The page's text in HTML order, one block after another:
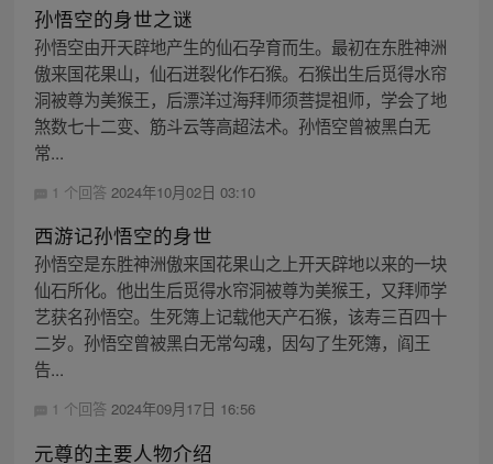
孙悟空的身世之谜
孙悟空由开天辟地产生的仙石孕育而生。最初在东胜神洲
傲来国花果山，仙石迸裂化作石猴。石猴出生后觅得水帘
洞被尊为美猴王，后漂洋过海拜师须菩提祖师，学会了地
煞数七十二变、筋斗云等高超法术。孙悟空曾被黑白无
常...
1 个回答 2024年10月02日 03:10
西游记孙悟空的身世
孙悟空是东胜神洲傲来国花果山之上开天辟地以来的一块
仙石所化。他出生后觅得水帘洞被尊为美猴王，又拜师学
艺获名孙悟空。生死簿上记载他天产石猴，该寿三百四十
二岁。孙悟空曾被黑白无常勾魂，因勾了生死簿，阎王
告...
1 个回答 2024年09月17日 16:56
元尊的主要人物介绍